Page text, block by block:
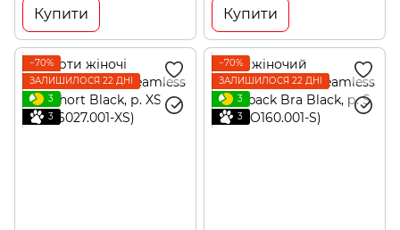
Купити Купити
−70%
ЗАЛИШИЛОСЯ 22 ДНІ
3
3
−70%
ЗАЛИШИЛОСЯ 22 ДНІ
3
3